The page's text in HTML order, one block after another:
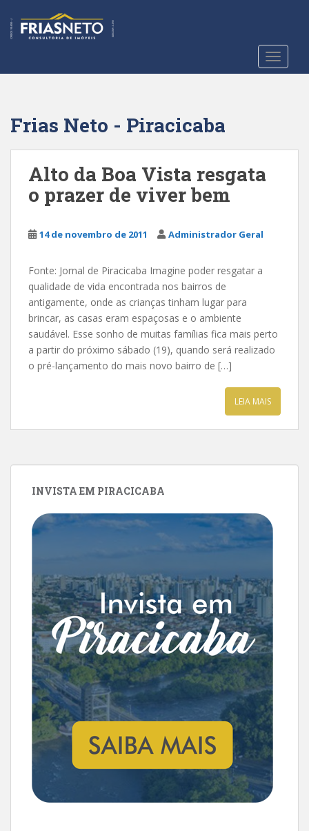
t
Frias Neto - Piracicaba
Alto da Boa Vista resgata
o prazer de viver bem
14 de novembro de 2011 Administrador Geral
Fonte: Jornal de Piracicaba Imagine poder resgatar a
qualidade de vida encontrada nos bairros de
antigamente, onde as crianças tinham lugar para
brincar, as casas eram espaçosas e o ambiente
saudável. Esse sonho de muitas famílias fica mais perto
a partir do próximo sábado (19), quando será realizado
o pré-lançamento do mais novo bairro de […]
LEIA MAIS
INVISTA EM PIRACICABA